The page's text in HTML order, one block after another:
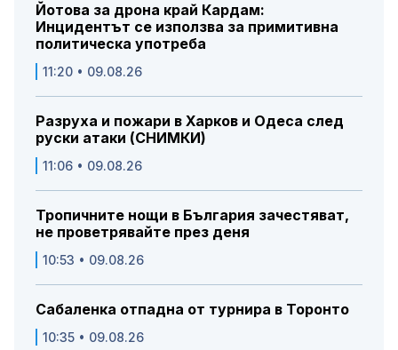
Йотова за дрона край Кардам:
Инцидентът се използва за примитивна
политическа употреба
11:20 • 09.08.26
Разруха и пожари в Харков и Одеса след
руски атаки (СНИМКИ)
11:06 • 09.08.26
Тропичните нощи в България зачестяват,
не проветрявайте през деня
10:53 • 09.08.26
Сабаленка отпадна от турнира в Торонто
10:35 • 09.08.26